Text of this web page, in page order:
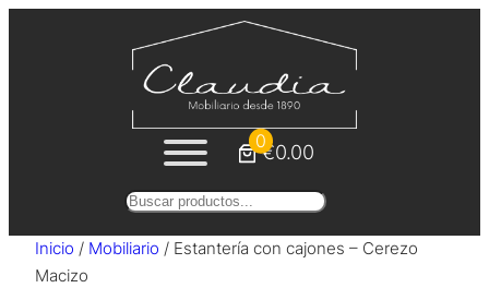
0
€0.00
Buscar
Inicio / Mobiliario / Estantería con cajones – Cerezo
Macizo